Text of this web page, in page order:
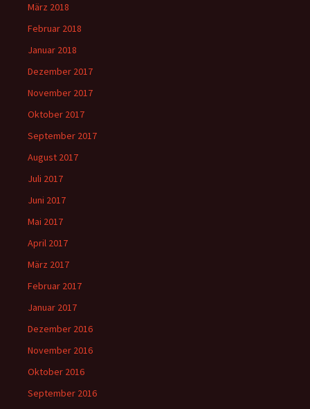
März 2018
Februar 2018
Januar 2018
Dezember 2017
November 2017
Oktober 2017
September 2017
August 2017
Juli 2017
Juni 2017
Mai 2017
April 2017
März 2017
Februar 2017
Januar 2017
Dezember 2016
November 2016
Oktober 2016
September 2016